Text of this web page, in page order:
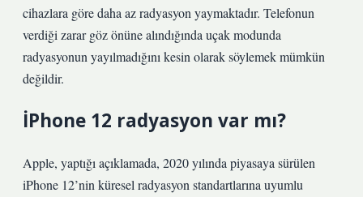
cihazlara göre daha az radyasyon yaymaktadır. Telefonun
verdiği zarar göz önüne alındığında uçak modunda
radyasyonun yayılmadığını kesin olarak söylemek mümkün
değildir.
İPhone 12 radyasyon var mı?
Apple, yaptığı açıklamada, 2020 yılında piyasaya sürülen
iPhone 12’nin küresel radyasyon standartlarına uyumlu